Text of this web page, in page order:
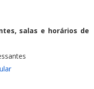
salas e horários de